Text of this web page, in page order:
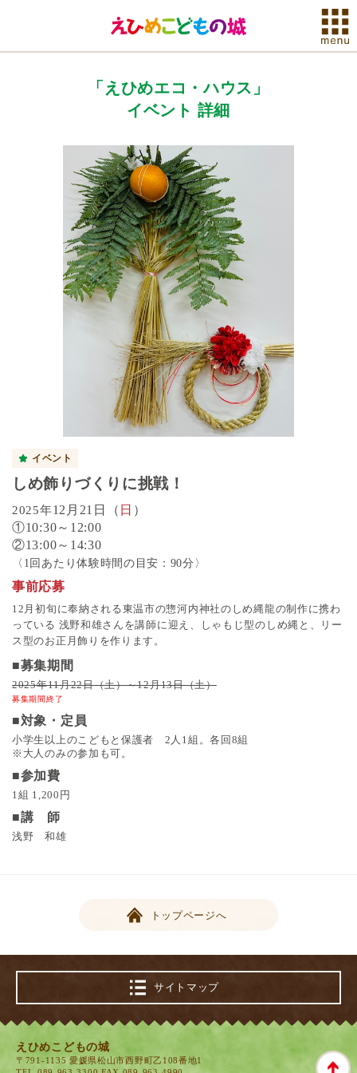
「えひめエコ・ハウス」
イベント 詳細
イベント
しめ飾りづくりに挑戦！
2025年12月21日（ 日 ）
①10:30～12:00
②13:00～14:30
〈1回あたり体験時間の目安：90分〉
事前応募
12月初旬に奉納される東温市の惣河内神社のしめ縄龍の制作に携わ
っている 浅野和雄さんを講師に迎え、しゃもじ型のしめ縄と、リー
ス型のお正月飾りを作ります。
■募集期間
2025年11月22日（土）～12月13日（土）
募集期間終了
■対象・定員
小学生以上のこどもと保護者 2人1組。各回8組
※大人のみの参加も可。
■参加費
1組 1,200円
■講 師
浅野 和雄
トップページへ
サイトマップ
えひめこどもの城
〒791-1135 愛媛県松山市西野町乙108番地1